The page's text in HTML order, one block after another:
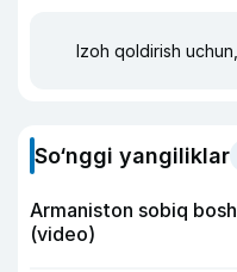
Izoh qoldirish
So‘nggi yangiliklar
Armaniston sobiq
(video)